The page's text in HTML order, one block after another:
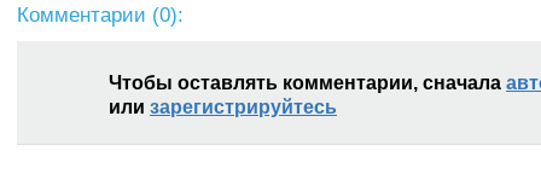
Комментарии (0):
Чтобы оставлять комментарии, сначала
или зарегистрируйтесь